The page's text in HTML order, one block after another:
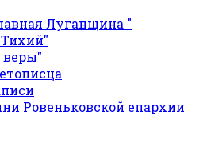
Луганщина "
Ровеньковской епархии